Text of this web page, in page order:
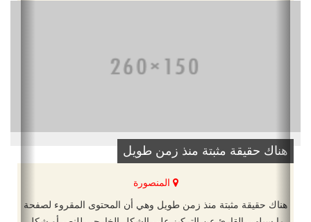
هناك حقيقة مثبتة منذ زمن طويل
المنصورة
هناك حقيقة مثبتة منذ زمن طويل وهي أن المحتوى المقروء لصفحة